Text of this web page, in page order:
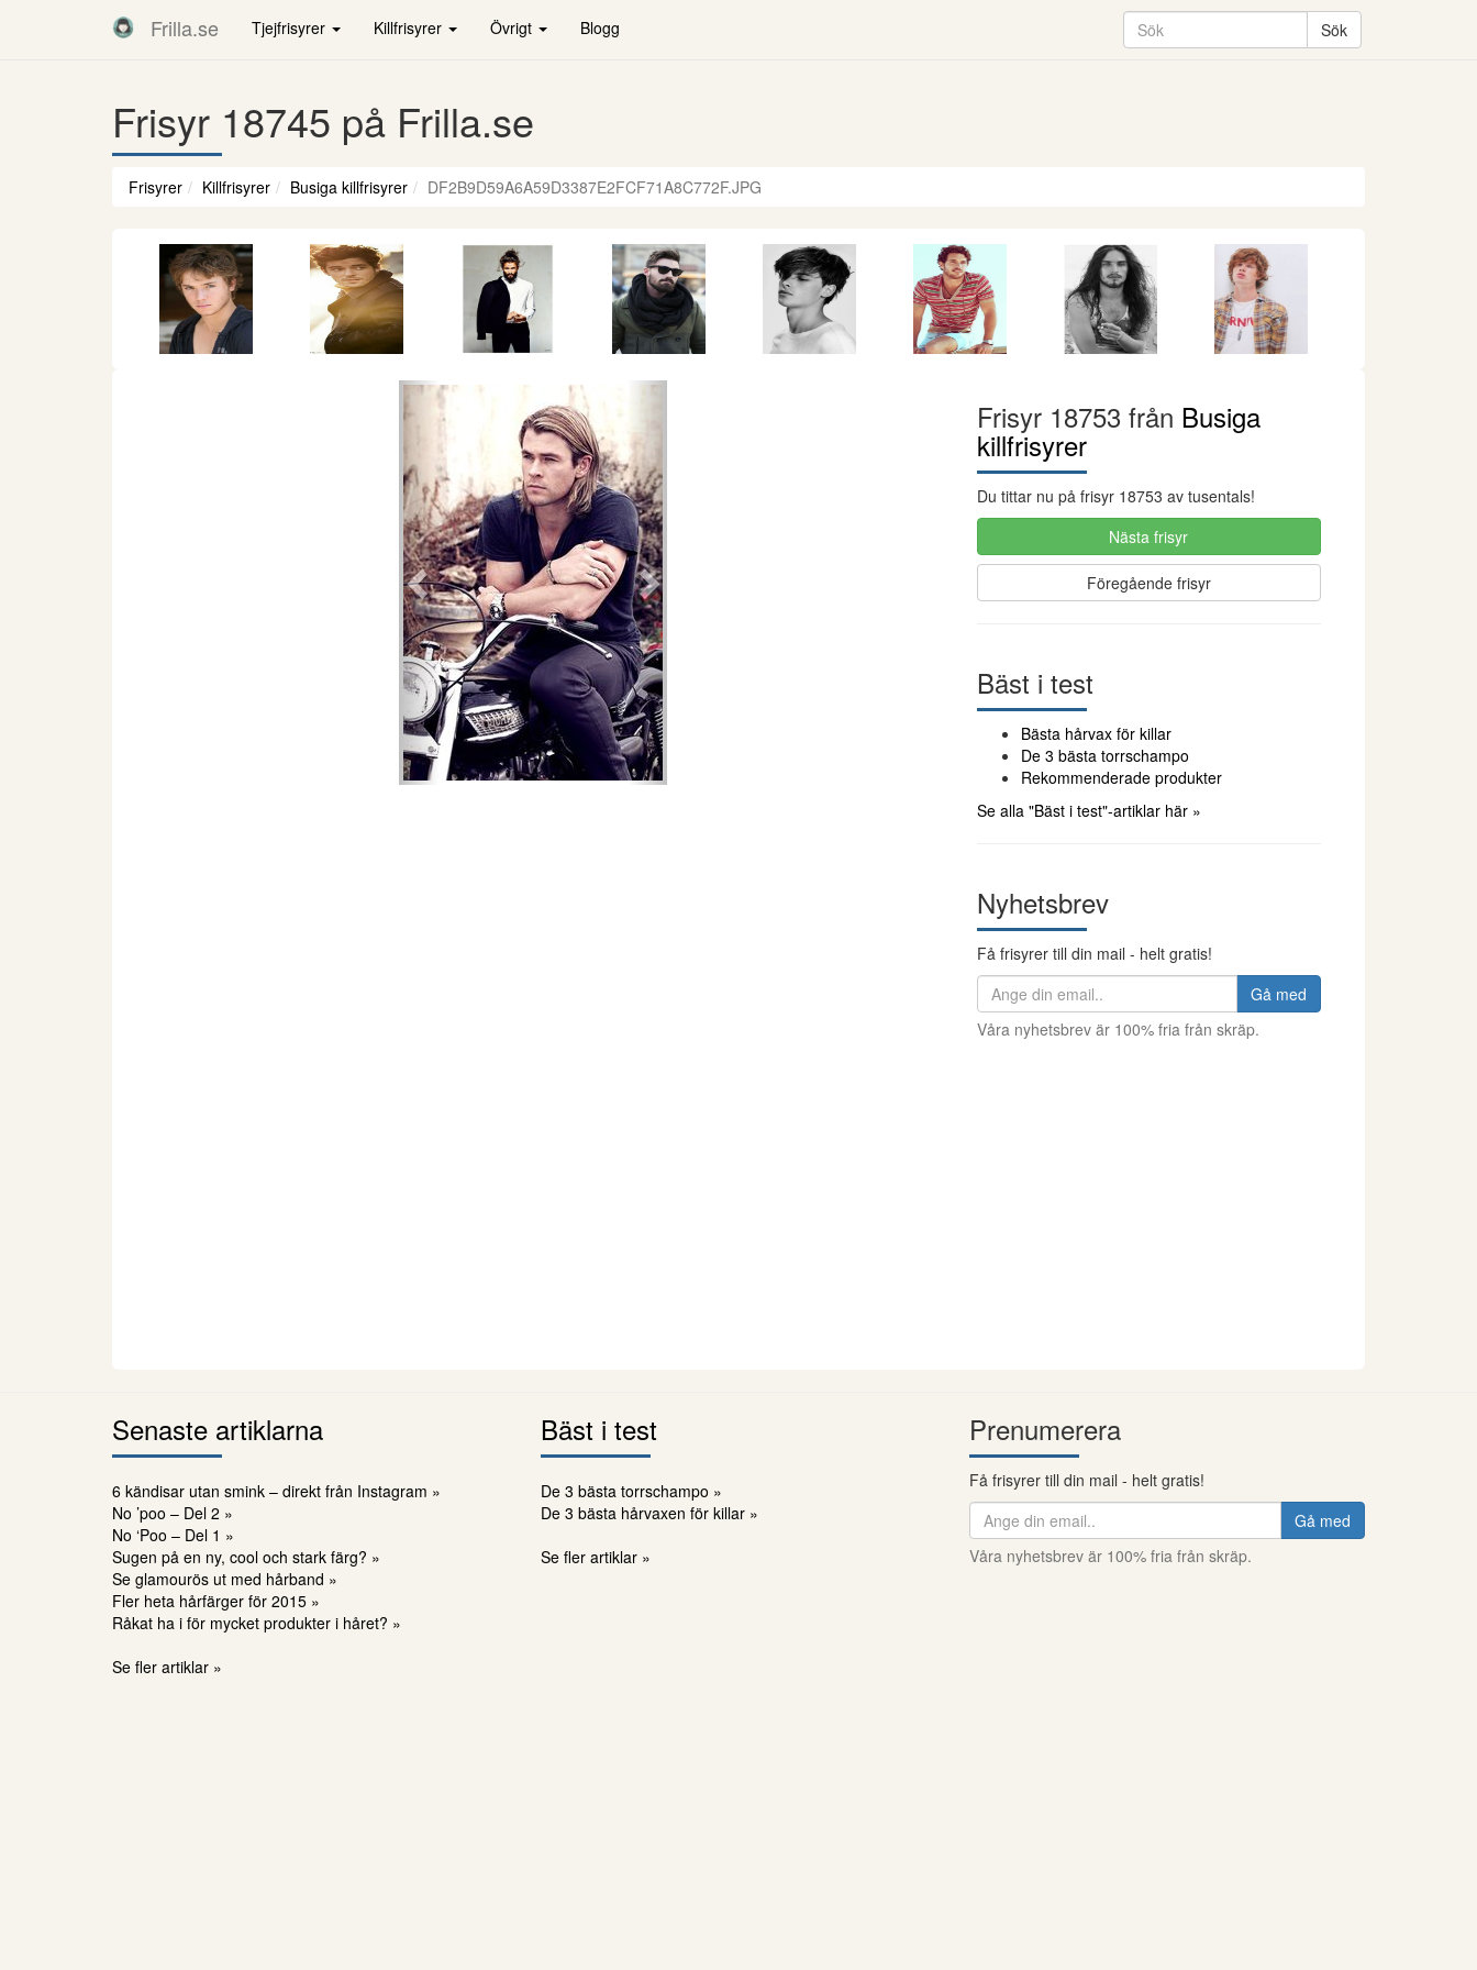
Frilla.se Tjejfrisyrer Killfrisyrer Övrigt Blogg
Frisyr 18745 på Frilla.se
Frisyrer Killfrisyrer Busiga killfrisyrer DF2B9D59A6A59D3387E2FCF71A8C772F.JPG
Föregående
Frisyr 18753 från Busiga
killfrisyrer
Du tittar nu på frisyr 18753 av tusentals!
Nästa frisyr
Föregående frisyr
Bäst i test
Bästa hårvax för killar
De 3 bästa torrschampo
Rekommenderade produkter
Se alla "Bäst i test"-artiklar här »
Nyhetsbrev
Få frisyrer till din mail - helt gratis!
Gå med
Våra nyhetsbrev är 100% fria från skräp.
Senaste artiklarna
6 kändisar utan smink – direkt från Instagram »
No ’poo – Del 2 »
No ‘Poo – Del 1 »
Sugen på en ny, cool och stark färg? »
Se glamourös ut med hårband »
Fler heta hårfärger för 2015 »
Råkat ha i för mycket produkter i håret? »
Se fler artiklar »
Bäst i test
De 3 bästa torrschampo »
De 3 bästa hårvaxen för killar »
Se fler artiklar »
Prenumerera
Få frisyrer till din mail - helt gratis!
Gå med
Våra nyhetsbrev är 100% fria från skräp.